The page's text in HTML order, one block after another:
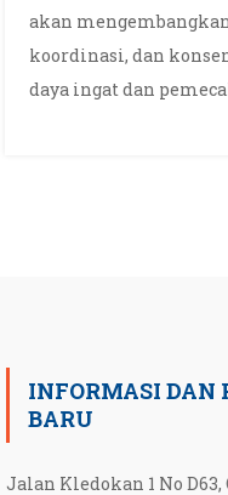
akan
koordinasi, dan
daya ingat dan
INFORMASI DAN
BARU
Jalan Kledokan 1 No